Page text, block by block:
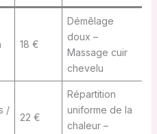
18 €
Démêlage
doux –
Massage cuir
chevelu
/
22 €
Répartition
uniforme de la
chaleur –